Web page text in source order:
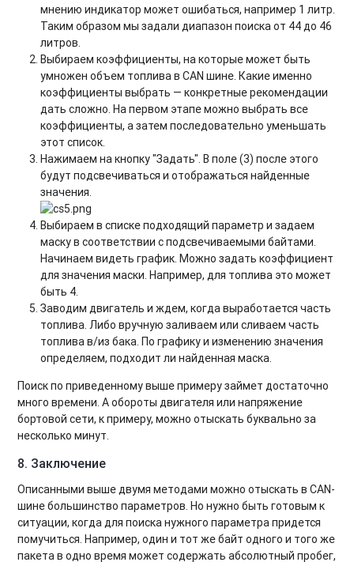
мнению индикатор может ошибаться, например 1 литр.
Таким образом мы задали диапазон поиска от 44 до 46
литров.
Выбираем коэффициенты, на которые может быть
умножен объем топлива в CAN шине. Какие именно
коэффициенты выбрать — конкретные рекомендации
дать сложно. На первом этапе можно выбрать все
коэффициенты, а затем последовательно уменьшать
этот список.
Нажимаем на кнопку "Задать". В поле (3) после этого
будут подсвечиваться и отображаться найденные
значения.
Выбираем в списке подходящий параметр и задаем
маску в соответствии с подсвечиваемыми байтами.
Начинаем видеть график. Можно задать коэффициент
для значения маски. Например, для топлива это может
быть 4.
Заводим двигатель и ждем, когда выработается часть
топлива.Либо вручную заливаем или сливаем часть
топлива в/из бака. По графику и изменению значения
определяем, подходит ли найденная маска.
Поиск по приведенному выше примеру займет достаточно
много времени. А обороты двигателя или напряжение
бортовой сети, к примеру, можно отыскать буквально за
несколько минут.
8. Заключение
Описанными выше двумя методами можно отыскать в CAN-
шине большинство параметров. Но нужно быть готовым к
ситуации, когда для поиска нужного параметра придется
помучиться. Например, один и тот же байт одного и того же
пакета в одно время может содержать абсолютный пробег,